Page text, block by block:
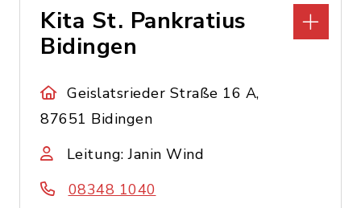
Kita St. Pankratius
Bidingen
Geislatsrieder Straße 16 A,
87651 Bidingen
Leitung: Janin Wind
08348 1040